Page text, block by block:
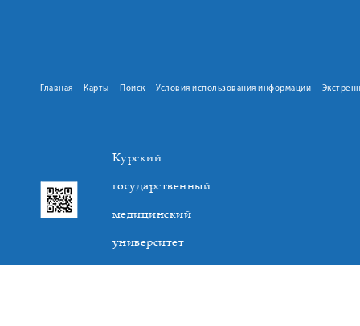
Главная Карты Поиск Условия использования информации
Курский
государственный
медицинский
университет